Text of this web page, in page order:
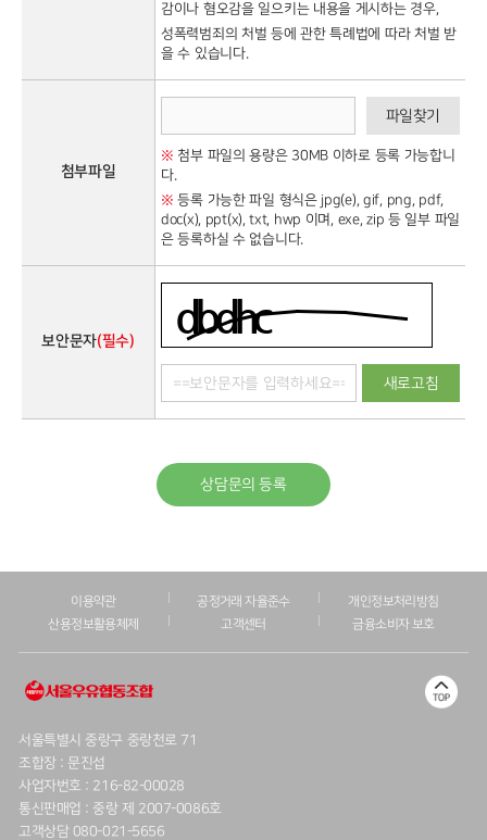
감이나 혐오감을 일으키는 내용을 게시하는 경우,
성폭력범죄의 처벌 등에 관한 특례법에 따라 처벌 받
을 수 있습니다.
첨부파일
파일찾기
※ 첨부 파일의 용량은 30MB 이하로 등록 가능합니
다.
※ 등록 가능한 파일 형식은 jpg(e), gif, png, pdf,
doc(x), ppt(x), txt, hwp 이며, exe, zip 등 일부 파일
은 등록하실 수 없습니다.
보안문자(필수)
새로고침
상담문의 등록
이용약관 공정거래 자율준수
개인정보처리방침
산용정보활용체제
고객센터 금융소비자 보호
서울특별시 중랑구 중랑천로 71
조합장 : 문진섭
사업자번호 : 216-82-00028
통신판매업 : 중랑 제 2007-0086호
고객상담 080-021-5656